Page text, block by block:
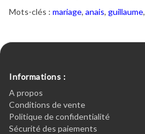
Mots-clés : mariage, anais, guillaume,
Informations :
A propos
Conditions de vente
Politique de confidentialité
Sécurité des paiements